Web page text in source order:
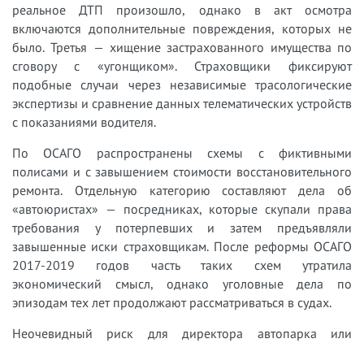
реальное ДТП произошло, однако в акт осмотра
включаются дополнительные повреждения, которых не
было. Третья — хищение застрахованного имущества по
сговору с «угонщиком». Страховщики фиксируют
подобные случаи через независимые трасологические
экспертизы и сравнение данных телематических устройств
с показаниями водителя.
По ОСАГО распространены схемы с фиктивными
полисами и с завышением стоимости восстановительного
ремонта. Отдельную категорию составляют дела об
«автоюристах» — посредниках, которые скупали права
требования у потерпевших и затем предъявляли
завышенные иски страховщикам. После реформы ОСАГО
2017-2019 годов часть таких схем утратила
экономический смысл, однако уголовные дела по
эпизодам тех лет продолжают рассматриваться в судах.
Неочевидный риск для директора автопарка или